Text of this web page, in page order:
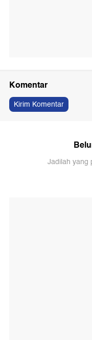
Komentar
Kirim Komentar
Jadilah yang